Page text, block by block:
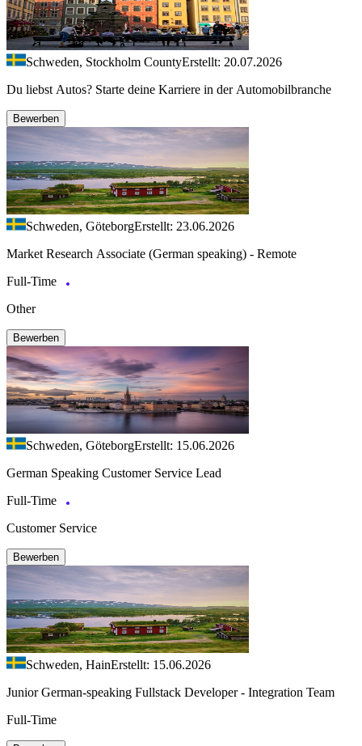
Schweden, Stockholm CountyErstellt: 20.07.2026
Du liebst Autos? Starte deine Karriere in der Automobilbranche
Bewerben
Schweden, GöteborgErstellt: 23.06.2026
Market Research Associate (German speaking) - Remote
Full-Time
Other
Bewerben
Schweden, GöteborgErstellt: 15.06.2026
German Speaking Customer Service Lead
Full-Time
Customer Service
Bewerben
Schweden, HainErstellt: 15.06.2026
Junior German-speaking Fullstack Developer - Integration Team
Full-Time